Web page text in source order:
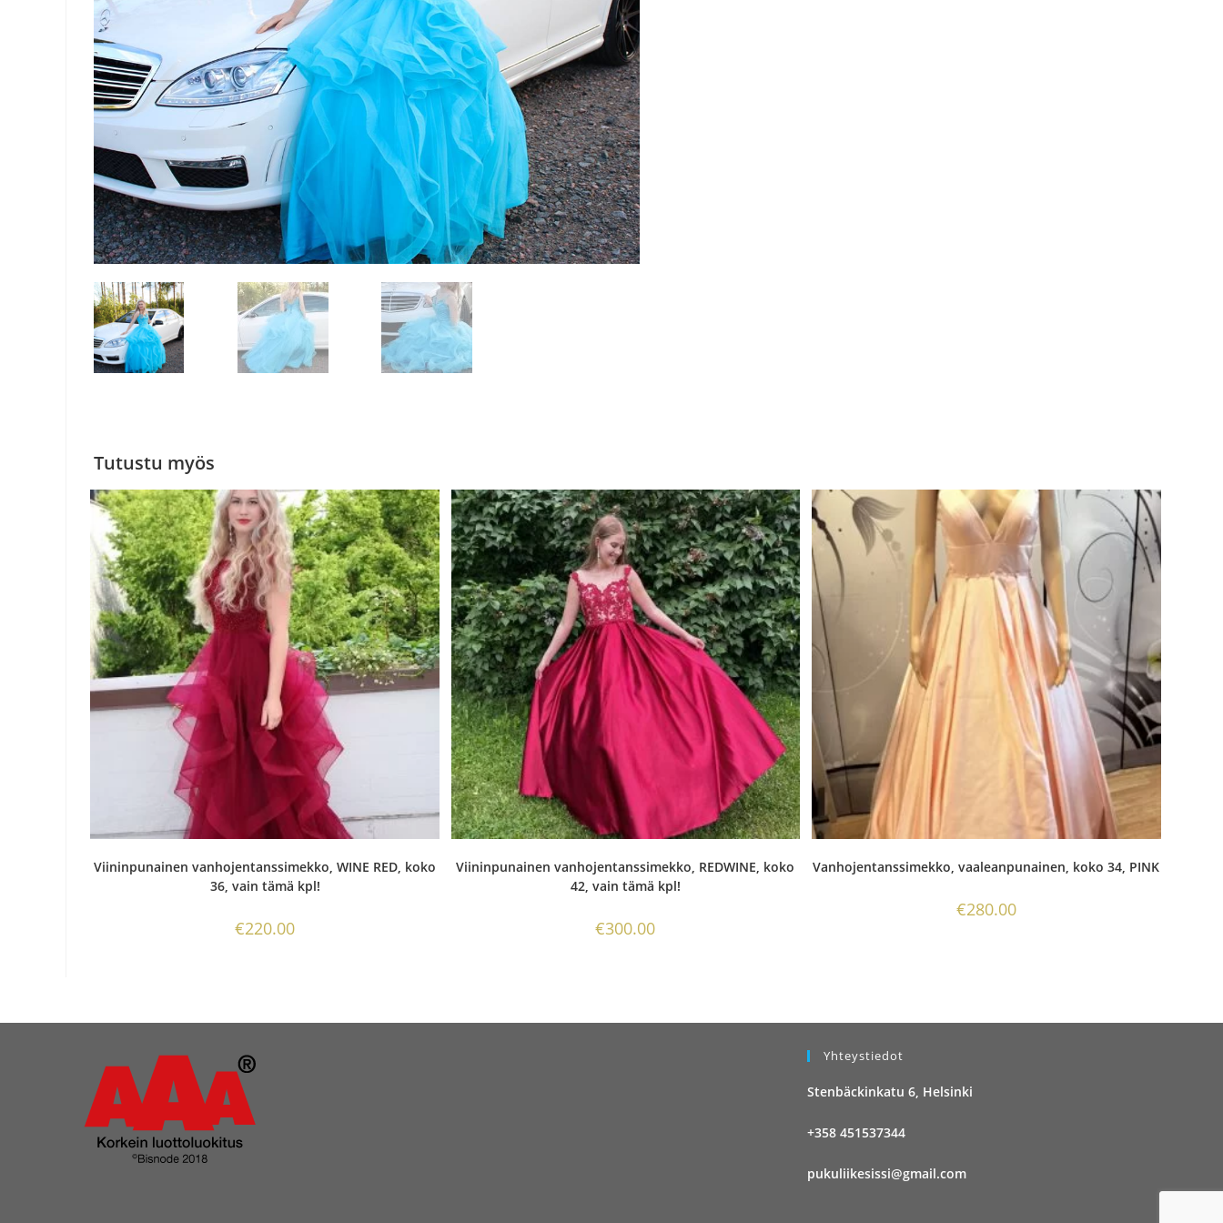
Tutustu myös
Viininpunainen vanhojentanssimekko, WINE RED, koko
36, vain tämä kpl!
€220.00
Viininpunainen vanhojentanssimekko, REDWINE, koko
42, vain tämä kpl!
€300.00
Vanhojentanssimekko, vaaleanpunainen, koko 34, PINK
€280.00
Yhteystiedot
Stenbäckinkatu 6, Helsinki
+358 451537344
pukuliikesissi@gmail.com